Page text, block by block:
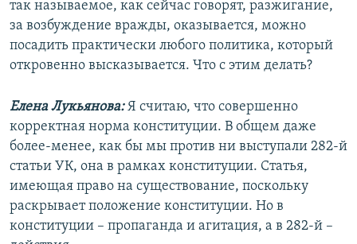
так называемое, как сейчас говорят, разжигание,
за возбуждение вражды, оказывается, можно
посадить практически любого политика, который
откровенно высказывается. Что с этим делать?
Елена Лукьянова:Я считаю, что совершенно
корректная норма конституции. В общем даже
более-менее, как бы мы против ни выступали 282-й
статьи УК, она в рамках конституции. Статья,
имеющая право на существование, поскольку
раскрывает положение конституции. Но в
конституции – пропаганда и агитация, а в 282-й –